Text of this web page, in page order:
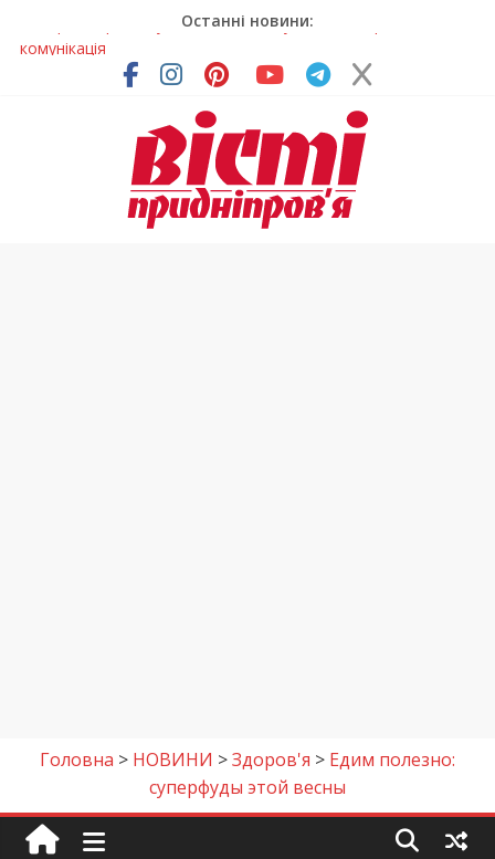
Останні новини:
Лікар – на екрані: Як працюють телемедичні центри на
Дніпропетровщині
У Дніпрі триває масштабна підготовка до опалювального
Пошуки тривають: на Дніпропетровщині досліджують місце
розташування легендарного монастиря (Фото)
Ветерани Дніпропетровщини отримують шанс на власне
Головна > НОВИНИ >Здоров'я > Едим полезно:
суперфуды этой весны